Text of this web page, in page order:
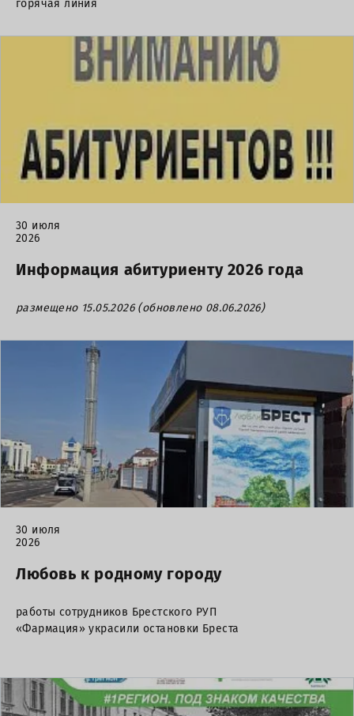
горячая линия
30 июля
2026
Информация абитуриенту 2026 года
размещено 15.05.2026 (обновлено 08.06.2026)
30 июля
2026
Любовь к родному городу
работы сотрудников Брестского РУП
«Фармация» украсили остановки Бреста